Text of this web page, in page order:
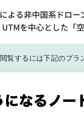
よる非中国系ドロ
を中心とした「
覧するには下記のプラ